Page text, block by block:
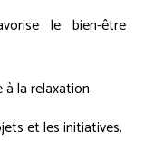
le bien-être
la relaxation.
et les initiatives.